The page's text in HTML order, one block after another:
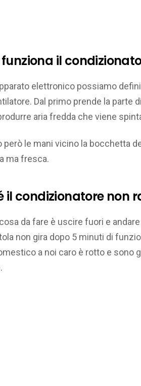
il
elettronico possiamo
Dal primo prende la parte
aria fredda che viene
però le mani vicino la bocchetta
ma fresca.
il condizionatore non
da fare è uscire fuori e
non gira dopo 5 minuti di
a noi caro è rotto e sono